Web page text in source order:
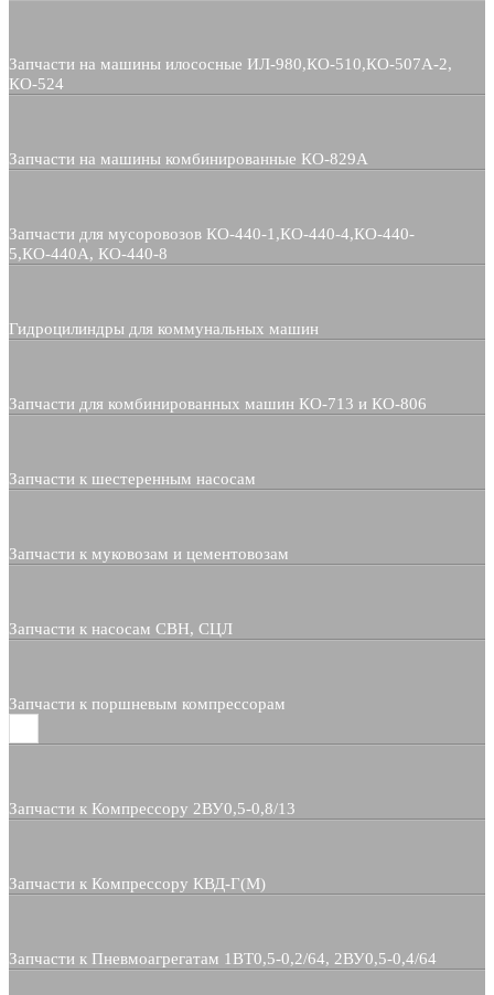
Запчасти на машины илососные ИЛ-980,КО-510,КО-507А-2,
КО-524
Запчасти на машины комбинированные КО-829А
Запчасти для мусоровозов КО-440-1,КО-440-4,КО-440-
5,КО-440А, КО-440-8
Гидроцилиндры для коммунальных машин
Запчасти для комбинированных машин КО-713 и КО-806
Запчасти к шестеренным насосам
Запчасти к муковозам и цементовозам
Запчасти к насосам СВН, СЦЛ
Запчасти к поршневым компрессорам
Запчасти к Компрессору 2ВУ0,5-0,8/13
Запчасти к Компрессору КВД-Г(М)
Запчасти к Пневмоагрегатам 1ВТ0,5-0,2/64, 2ВУ0,5-0,4/64